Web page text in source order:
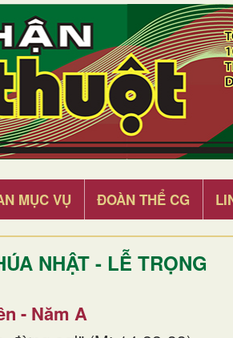
MỤC VỤ ĐOÀN THỂ CG
NHẬT - LỄ TRỌNG
- Năm A